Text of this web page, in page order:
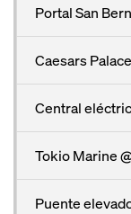
Portal San
Caesars
Central
Tokio Marine
Puente